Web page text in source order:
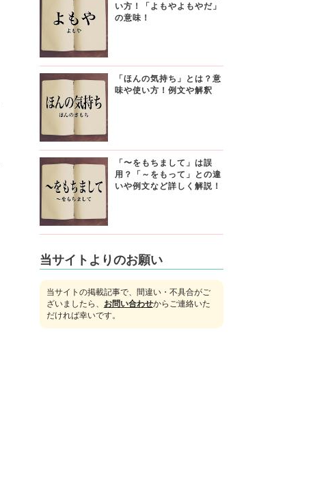
い方！「よもやよもやだ」
の意味！
「ほんの気持ち」とは？意
味や使い方！例文や解釈
「〜をもちまして」は誤
用？「～をもって」との違
いや例文など詳しく解説！
当サイトよりのお願い
当サイトの掲載記事で、間違い・不具合がご
ざいましたら、 お問い合わせからご連絡いた
だければ幸いです。